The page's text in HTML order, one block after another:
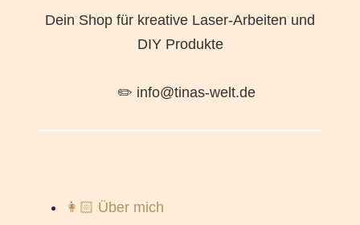
Dein Shop für kreative Laser-Arbeiten und
DIY Produkte
✏️ info@tinas-welt.de
👩🏻 Über mich